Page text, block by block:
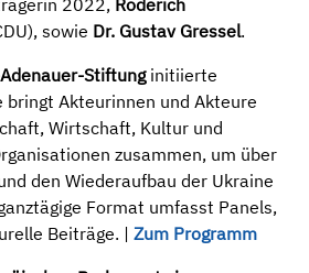
2022, Roderich
sowie Dr. Gustav Gressel.
Stiftunginitiierte
Akteurinnen und Akteure
Wirtschaft, Kultur und
zusammen, um über
den Wiederaufbau der Ukraine
Format umfasst Panels,
Beiträge. | Zum Programm